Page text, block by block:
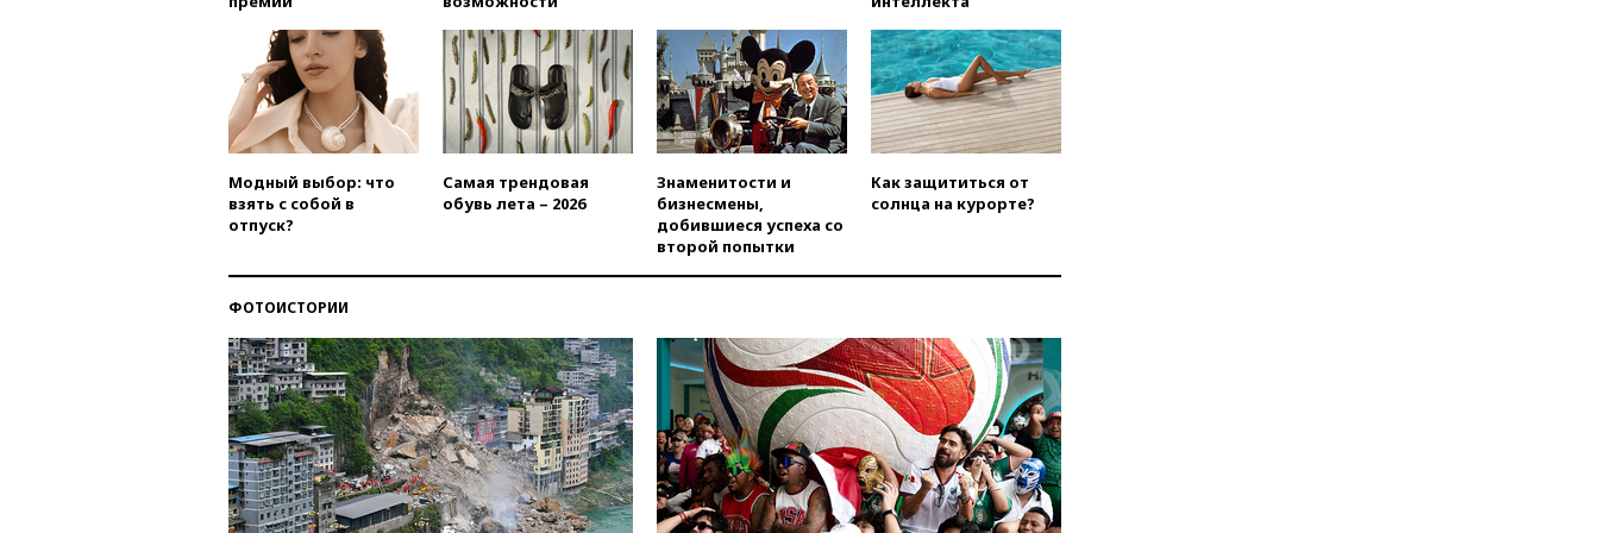
07:00
Силы ПВО сбили шесть
БПЛА ВСУ, летевших на
Москву
06:25
Золото подорожало до
$4350 за тройскую унцию
МИД РФ: Казахстан
понимает сущность киевского
режима
05:10Дом детства Нила
04:00Мирошник: России стоит
быть готовой к продолжению
украинского конфликта
03:16 Трамп заявил, что
предпочел бы соглашение с
Ираном
02:06 Лантратова: судьба
Модный выбор: что
взять с собой в
отпуск?
Самая трендовая
обувь лета – 2026
Знаменитости и
бизнесмены,
добившиеся успеха со
второй попытки
Как защититься от
солнца на курорте?
ФОТОИСТОРИИ